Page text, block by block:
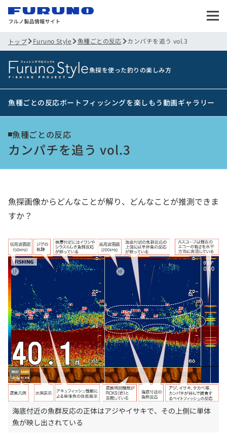
トップ Furuno Style 魚種ごとの反応 カンパチを追う vol.3
魚探を使った釣りの楽しみ方
魚種ごとの反応ボートフィッシングを楽しもう動画ギャラリー
魚種ごとの反応
カンパチを追う vol.3
魚探画像からどんなことが解り、どんなことが推測できま
すか？
海底付近の魚群反応の正体はアジやイサキで、その上側に単体
魚が映し出されている